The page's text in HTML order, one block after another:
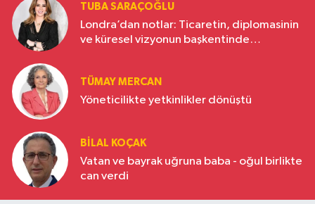
TUBA SARAÇOĞLU
Londra’dan notlar: Ticaretin, diplomasinin
ve küresel vizyonun başkentinde
TÜMAY MERCAN
Yöneticilikte yetkinlikler dönüştü
BILAL KOÇAK
Vatan ve bayrak uğruna baba - oğul birlikte
can verdi